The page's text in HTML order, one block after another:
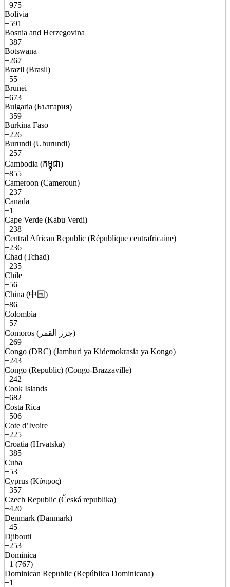
+975
Bolivia
+591
Bosnia and Herzegovina
+387
Botswana
+267
Brazil (Brasil)
+55
Brunei
+673
Bulgaria (България)
+359
Burkina Faso
+226
Burundi (Uburundi)
+257
Cambodia (កម្ពុជា)
+855
Cameroon (Cameroun)
+237
Canada
+1
Cape Verde (Kabu Verdi)
+238
Central African Republic (République centrafricaine)
+236
Chad (Tchad)
+235
Chile
+56
China (中国)
+86
Colombia
+57
Comoros (جزر القمر)
+269
Congo (DRC) (Jamhuri ya Kidemokrasia ya Kongo)
+243
Congo (Republic) (Congo-Brazzaville)
+242
Cook Islands
+682
Costa Rica
+506
Cote d’Ivoire
+225
Croatia (Hrvatska)
+385
Cuba
+53
Cyprus (Κύπρος)
+357
Czech Republic (Česká republika)
+420
Denmark (Danmark)
+45
Djibouti
+253
Dominica
+1 (767)
Dominican Republic (República Dominicana)
+1